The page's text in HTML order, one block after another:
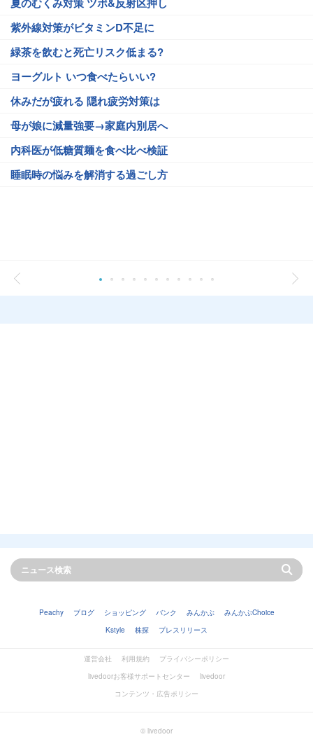
紫外線対策がビタミンD不足に
緑茶を飲むと死亡リスク低まる?
ヨーグルト いつ食べたらいい?
休みだが疲れる 隠れ疲労対策は
母が娘に減量強要→家庭内別居へ
内科医が低糖質麺を食べ比べ検証
睡眠時の悩みを解消する過ごし方
Peachy ブログ ショッピング バンク みんかぶ
みんかぶChoice
Kstyle
株探 プレスリリース
運営会社 利用規約
プライバシーポリシー
livedoorお客様サポートセンター
livedoor
コンテンツ・広告ポリシー
© livedoor